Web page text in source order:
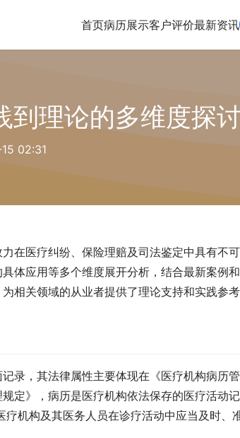
首页病历展示客户评价最新资讯
到理论的多维度探
02:31
在医疗纠纷、保险理赔及司法鉴定中具有不
体应用等多个维度展开分析，结合最新案例
相关领域的从业者提供了理论支持和实践参考
录，其法律属性主要体现在《医疗机构病历管
定》，病历是医疗机构依法保存的医疗活动
机构及其医务人员在诊疗活动中应当及时、